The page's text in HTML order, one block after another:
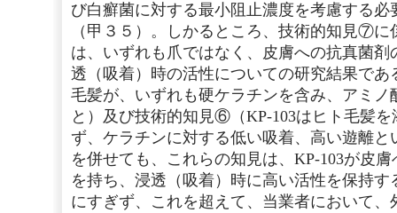
び白癬菌に対する最小阻止濃度を考慮する
（甲３５）。しかるところ、技術的知見⑦
は、いずれも爪ではなく、皮膚への抗真菌
透（吸着）時の活性についての研究結果で
毛髪が、いずれも硬ケラチンを含み、アミ
と）及び技術的知見⑥（KP-103はヒト毛髪
ず、ケラチンに対する低い吸着、高い遊離
を併せても、これらの知見は、KP-103が皮
を持ち、浸透（吸着）時に高い活性を保持
にすぎず、これを超えて、当業者において